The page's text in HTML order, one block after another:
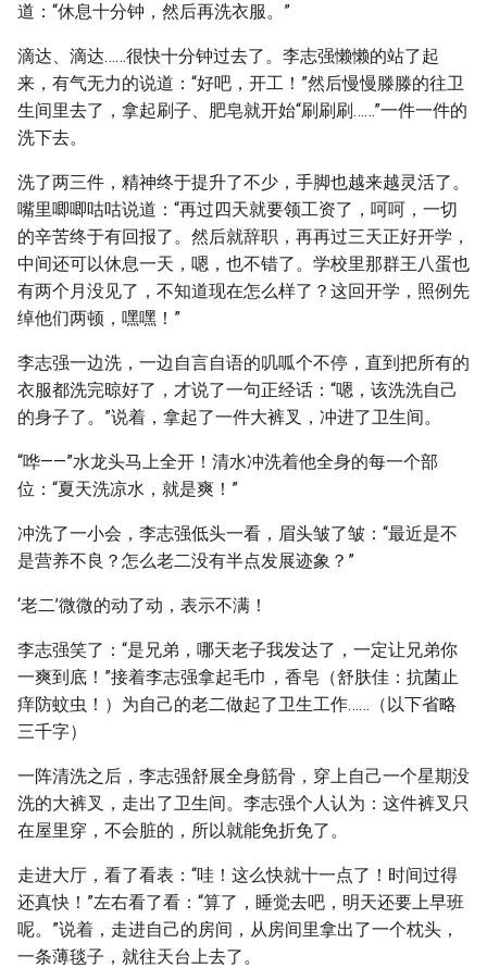
道：“休息十分钟，然后再洗衣服。”
滴达、滴达……很快十分钟过去了。李志强懒懒的站了起
来，有气无力的说道：“好吧，开工！”然后慢慢滕滕的往卫
生间里去了，拿起刷子、肥皂就开始“刷刷刷……”一件一件的
洗下去。
洗了两三件，精神终于提升了不少，手脚也越来越灵活了。
嘴里唧唧咕咕说道：“再过四天就要领工资了，呵呵，一切
的辛苦终于有回报了。然后就辞职，再再过三天正好开学，
中间还可以休息一天，嗯，也不错了。学校里那群王八蛋也
有两个月没见了，不知道现在怎么样了？这回开学，照例先
绰他们两顿，嘿嘿！”
李志强一边洗，一边自言自语的叽呱个不停，直到把所有的
衣服都洗完晾好了，才说了一句正经话：“嗯，该洗洗自己
的身子了。”说着，拿起了一件大裤叉，冲进了卫生间。
“哗——”水龙头马上全开！清水冲洗着他全身的每一个部
位：“夏天洗凉水，就是爽！”
冲洗了一小会，李志强低头一看，眉头皱了皱：“最近是不
是营养不良？怎么老二没有半点发展迹象？”
‘老二’微微的动了动，表示不满！
李志强笑了：“是兄弟，哪天老子我发达了，一定让兄弟你
一爽到底！”接着李志强拿起毛巾，香皂（舒肤佳：抗菌止
痒防蚊虫！）为自己的老二做起了卫生工作……（以下省略
三千字）
一阵清洗之后，李志强舒展全身筋骨，穿上自己一个星期没
洗的大裤叉，走出了卫生间。李志强个人认为：这件裤叉只
在屋里穿，不会脏的，所以就能免折免了。
走进大厅，看了看表：“哇！这么快就十一点了！时间过得
还真快！”左右看了看：“算了，睡觉去吧，明天还要上早班
呢。”说着，走进自己的房间，从房间里拿出了一个枕头，
一条薄毯子，就往天台上去了。